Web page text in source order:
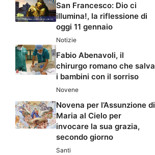
San Francesco: Dio ci
illumina!, la riflessione di
oggi 11 gennaio
Notizie
Fabio Abenavoli, il
chirurgo romano che salva
i bambini con il sorriso
Novene
Novena per l’Assunzione di
Maria al Cielo per
invocare la sua grazia,
secondo giorno
Santi